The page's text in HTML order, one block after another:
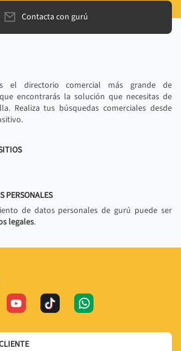
Contacta con gurú
el directorio comercial más grande de
encontrarás la solución que necesitas de
Realiza tus búsquedas comerciales desde
PERSONALES
de datos personales de gurú puede ser
legales.